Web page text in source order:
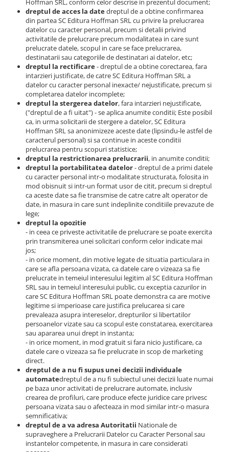
Hoffman SRL, conform celor descrise in prezentul document;
dreptul de acces la datedreptul de a obtine confirmarea
din partea SC Editura Hoffman SRL cu privire la prelucrarea
datelor cu caracter personal, precum si detalii privind
activitatile de prelucrare precum modalitatea in care sunt
prelucrate datele, scopul in care se face prelucrarea,
destinatarii sau categoriile de destinatari ai datelor, etc;
dreptul la rectificare- dreptul de a obtine corectarea, fara
intarzieri justificate, de catre SC Editura Hoffman SRL a
datelor cu caracter personal inexacte/ nejustificate, precum si
completarea datelor incomplete;
dreptul la stergerea datelor, fara intarzieri nejustificate,
("dreptul de a fi uitat") - se aplica anumite conditii; Este posibil
ca, in urma solicitarii de stergere a datelor, SC Editura
Hoffman SRL sa anonimizeze aceste date (lipsindu-le astfel de
caracterul personal) si sa continue in aceste conditii
prelucrarea pentru scopuri statistice;
dreptul la restrictionarea prelucrarii, in anumite conditii;
dreptul la portabilitatea datelor- dreptul de a primi datele
cu caracter personal intr-o modalitate structurata, folosita in
mod obisnuit si intr-un format usor de citit, precum si dreptul
ca aceste date sa fie transmise de catre catre alt operator de
date, in masura in care sunt indeplinite conditiile prevazute de
lege;
dreptul la opozitie
- in ceea ce priveste activitatile de prelucrare se poate exercita
prin transmiterea unei solicitari conform celor indicate mai
jos;
- in orice moment, din motive legate de situatia particulara in
care se afla persoana vizata, ca datele care o vizeaza sa fie
prelucrate in temeiul interesului legitim al SC Editura Hoffman
SRL sau in temeiul interesului public, cu exceptia cazurilor in
care SC Editura Hoffman SRL poate demonstra ca are motive
legitime si imperioase care justifica prelucarea si care
prevaleaza asupra intereselor, drepturilor si libertatilor
persoanelor vizate sau ca scopul este constatarea, exercitarea
sau apararea unui drept in instanta;
- in orice moment, in mod gratuit si fara nicio justificare, ca
datele care o vizeaza sa fie prelucrate in scop de marketing
direct.
dreptul de a nu fi supus unei decizii individuale
automatedreptul de a nu fi subiectul unei decizii luate numai
pe baza unor activitati de prelucrare automate, inclusiv
crearea de profiluri, care produce efecte juridice care privesc
persoana vizata sau o afecteaza in mod similar intr-o masura
semnificativa;
dreptul de a va adresa Autoritatii Nationale de
supraveghere a Prelucrarii Datelor cu Caracter Personal sau
instantelor competente, in masura in care considerati